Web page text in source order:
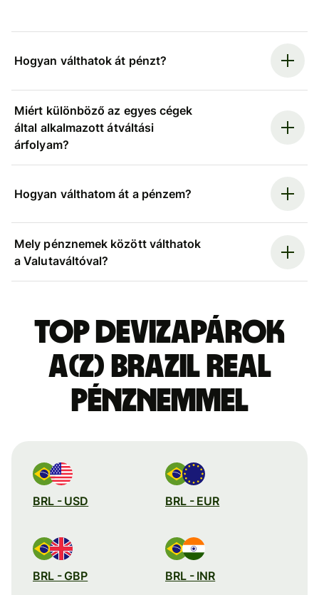
Hogyan válthatok át pénzt?
Miért különböző az egyes cégek
által alkalmazott átváltási
árfolyam?
Hogyan válthatom át a pénzem?
Mely pénznemek között válthatok
a Valutaváltóval?
Top devizapárok
a(z) brazil real
pénznemmel
BRL - USD BRL - EUR
BRL - GBP BRL - INR